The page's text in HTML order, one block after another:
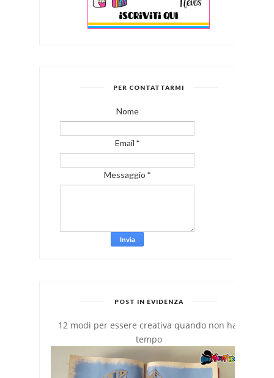
PER CONTATTARMI
Nome
Email *
Messaggio *
POST IN EVIDENZA
12 modi per essere creativa quando non hai
tempo